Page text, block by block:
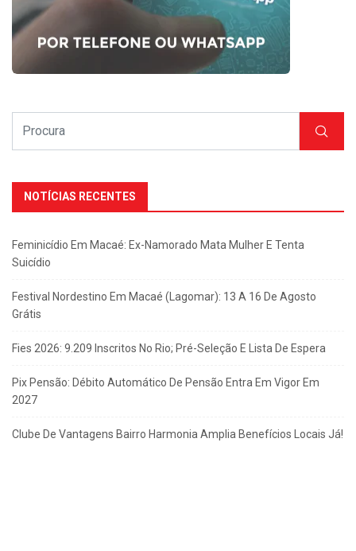
NOTÍCIAS RECENTES
Feminicídio Em Macaé: Ex-Namorado Mata Mulher E Tenta
Suicídio
Festival Nordestino Em Macaé (Lagomar): 13 A 16 De Agosto
Grátis
Fies 2026: 9.209 Inscritos No Rio; Pré-Seleção E Lista De Espera
Pix Pensão: Débito Automático De Pensão Entra Em Vigor Em
2027
Clube De Vantagens Bairro Harmonia Amplia Benefícios Locais Já!